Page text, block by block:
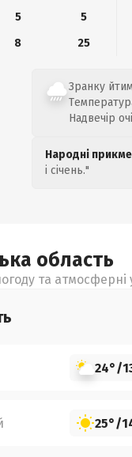
5 5
8
25
Зранку
Надвечір
Народні
і січень."
область
та атмосферні
24°/
25°/